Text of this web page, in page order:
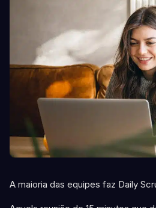
A maioria das equipes faz Daily